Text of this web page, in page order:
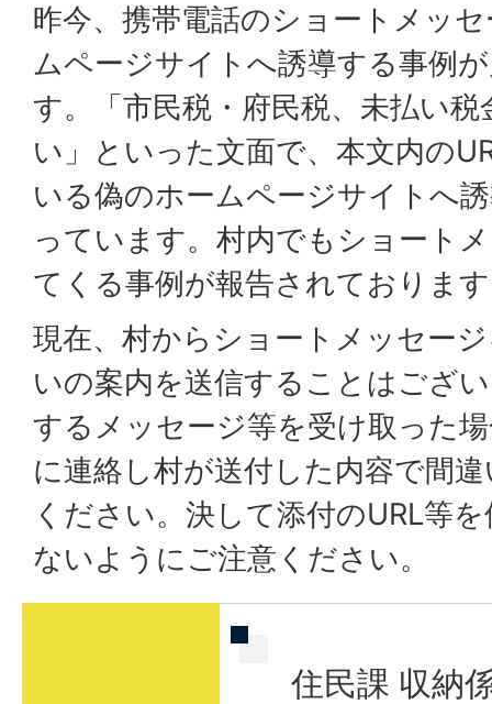
昨今、携帯電話のショートメッ
ムページサイトへ誘導する事例
す。「市民税・府民税、未払い
い」といった文面で、本文内の
いる偽のホームページサイトへ
っています。村内でもショート
てくる事例が報告されておりま
現在、村からショートメッセー
いの案内を送信することはござ
するメッセージ等を受け取った
に連絡し村が送付した内容で間
ください。決して添付のURL等
ないようにご注意ください。
住民課 収納